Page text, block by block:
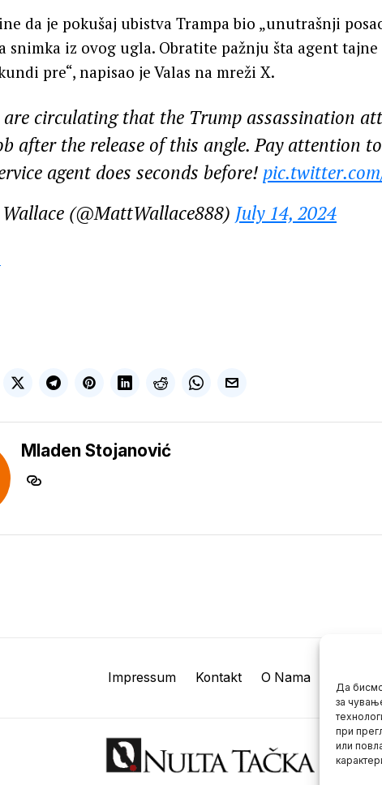
Да бисмо
за
при
или
da je pokušaj ubistva Trampa bio „unutrašnji
snimka iz ovog ugla. Obratite pažnju šta agent tajne
pre“, napisao je Valas na mreži X.
are circulating that the Trump assassination
after the release of this angle. Pay attention
agent does seconds before!
(@MattWallace888) July 14, 2024
Mladen Stojanović
Impressum Kontakt O Nama